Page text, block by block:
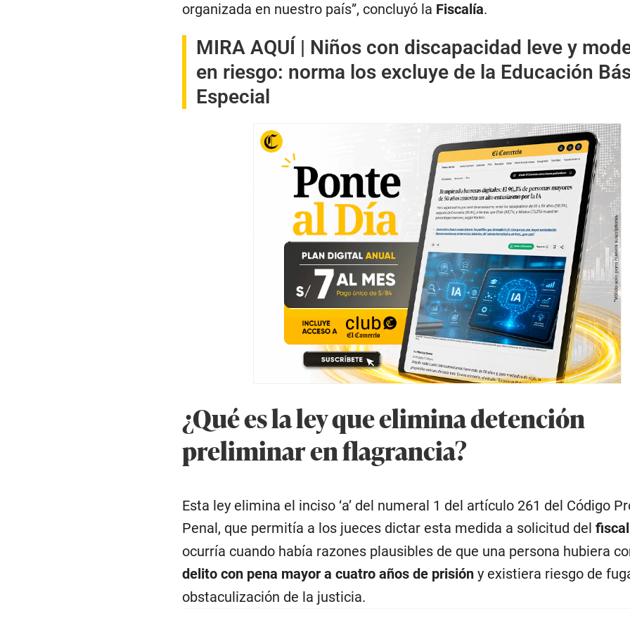
organizada en nuestro país”, concluyó la Fiscalía.
MIRA AQUÍ | Niños con discapacidad leve y
en riesgo: norma los excluye de la Educación
Especial
¿Qué es la ley que elimina detención
preliminar en flagrancia?
Esta ley elimina el inciso ‘a’ del numeral 1 del artículo 261 del Código
Penal, que permitía a los jueces dictar esta medida a solicitud del fiscal
ocurría cuando había razones plausibles de que una persona hubiera
delito con pena mayor a cuatro años de prisióny existiera riesgo de
obstaculización de la justicia.